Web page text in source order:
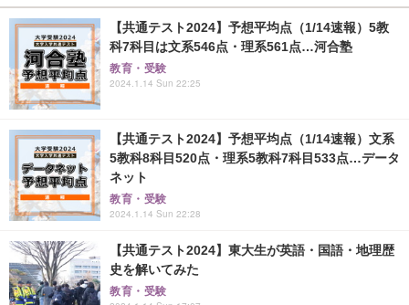
【共通テスト2024】予想平均点（1/14速報）5教
科7科目は文系546点・理系561点…河合塾
教育・受験
2024.1.14 Sun 22:25
【共通テスト2024】予想平均点（1/14速報）文系
5教科8科目520点・理系5教科7科目533点…データ
ネット
教育・受験
2024.1.14 Sun 22:28
【共通テスト2024】東大生が英語・国語・地理歴
史を解いてみた
教育・受験